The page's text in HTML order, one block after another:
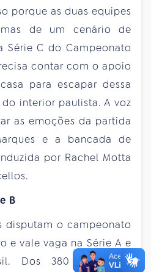
porque as duas equipes
de um cenário de
Série C do Campeonato
contar com o apoio
para escapar dessa
interior paulista. A voz
as emoções da partida
e a bancada de
por Rachel Motta
B
disputam o campeonato
e vale vaga na Série A e
Dos 380 jogos da